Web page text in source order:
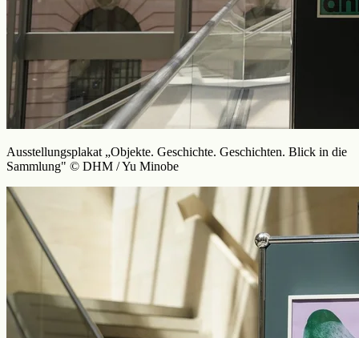
Ausstellungsplakat „Objekte. Geschichte. Geschichten. Blick in die
Sammlung" © DHM / Yu Minobe